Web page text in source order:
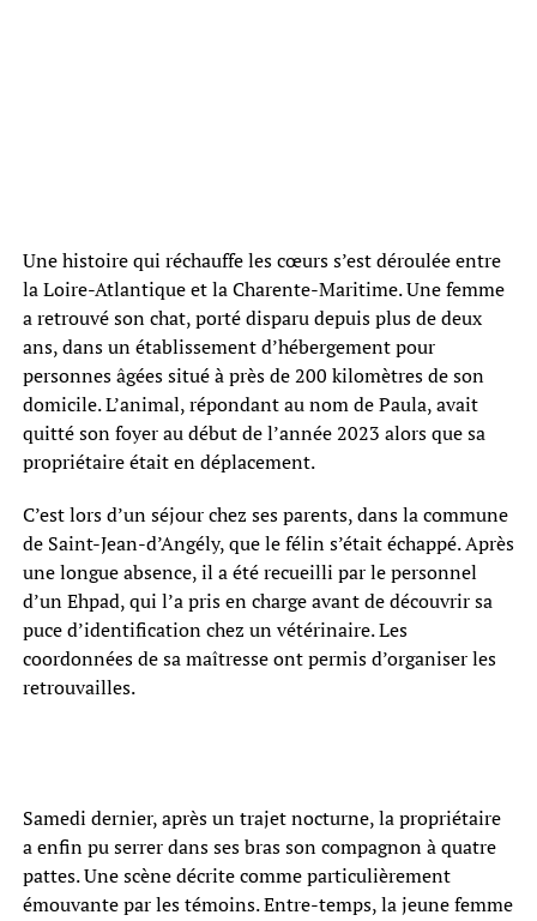
Une histoire qui réchauffe les cœurs s’est déroulée entre
la Loire-Atlantique et la Charente-Maritime. Une femme
a retrouvé son chat, porté disparu depuis plus de deux
ans, dans un établissement d’hébergement pour
personnes âgées situé à près de 200 kilomètres de son
domicile. L’animal, répondant au nom de Paula, avait
quitté son foyer au début de l’année 2023 alors que sa
propriétaire était en déplacement.
C’est lors d’un séjour chez ses parents, dans la commune
de Saint-Jean-d’Angély, que le félin s’était échappé. Après
une longue absence, il a été recueilli par le personnel
d’un Ehpad, qui l’a pris en charge avant de découvrir sa
puce d’identification chez un vétérinaire. Les
coordonnées de sa maîtresse ont permis d’organiser les
retrouvailles.
Samedi dernier, après un trajet nocturne, la propriétaire
a enfin pu serrer dans ses bras son compagnon à quatre
pattes. Une scène décrite comme particulièrement
émouvante par les témoins. Entre-temps, la jeune femme